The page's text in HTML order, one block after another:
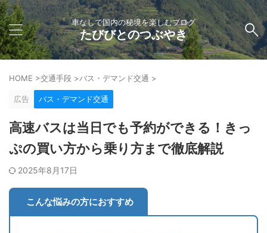
車なしで国内の秘境を楽しむブログ
たびびとのつぶやき
HOME >交通手段 >バス・デマンド交通 >
広告 バス・デマンド交通
高速バスは当日でも予約ができる！きっ
ぷの買い方から乗り方まで徹底解説
2025年8月17日
こんな悩みの方におすすめ